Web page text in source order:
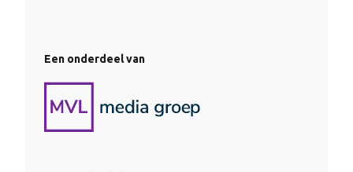
Een onderdeel van